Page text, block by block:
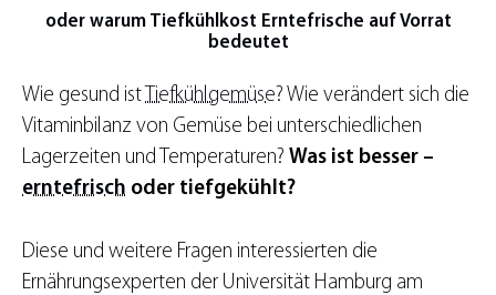
oder warum Tiefkühlkost Erntefrische auf Vorrat
bedeutet
Wie gesund istTiefkühlgemüse? Wie verändert sich die
Vitaminbilanz von Gemüse bei unterschiedlichen
Lagerzeiten und Temperaturen? Was ist besser –
erntefrisch oder tiefgekühlt?
Diese und weitere Fragen interessierten die
Ernährungsexperten der Universität Hamburg am